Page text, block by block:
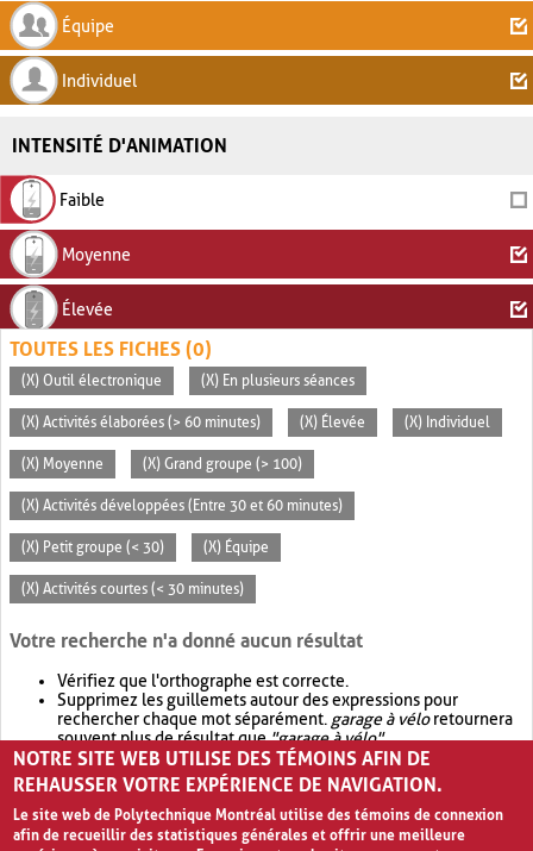
Équipe
Individuel
INTENSITÉ D'ANIMATION
Faible
Moyenne
Élevée
TOUTES LES FICHES (0)
(X) Outil électronique (X) En plusieurs séances
(X) Activités élaborées (> 60 minutes) (X) Élevée (X) Individuel
(X) Moyenne (X) Grand groupe (> 100)
(X) Activités développées (Entre 30 et 60 minutes)
(X) Petit groupe (< 30) (X) Équipe
(X) Activités courtes (< 30 minutes)
Votre recherche n'a donné aucun résultat
Vérifiez que l'orthographe est correcte.
Supprimez les guillemets autour des expressions pour
rechercher chaque mot séparément. garage à véloretournera
souvent plus de résultat que"garage à vélo".
Envisagez d'élargir votre recherche avec OR.garage OR vélo
retournera souvent plus de résultat quegarage à vélo
NOTRE SITE WEB UTILISE DES TÉMOINS AFIN DE
REHAUSSER VOTRE EXPÉRIENCE DE NAVIGATION.
Le site web de Polytechnique Montréal utilise des témoins de connexion
afin de recueillir des statistiques générales et offrir une meilleure